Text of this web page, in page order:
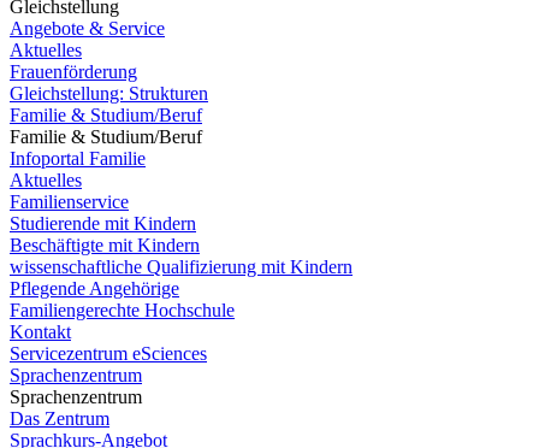
Gleichstellung
Angebote & Service
Aktuelles
Frauenförderung
Gleichstellung: Strukturen
Familie & Studium/Beruf
Familie & Studium/Beruf
Infoportal Familie
Aktuelles
Familienservice
Studierende mit Kindern
Beschäftigte mit Kindern
wissenschaftliche Qualifizierung mit Kindern
Pflegende Angehörige
Familiengerechte Hochschule
Kontakt
Servicezentrum eSciences
Sprachenzentrum
Sprachenzentrum
Das Zentrum
Sprachkurs-Angebot